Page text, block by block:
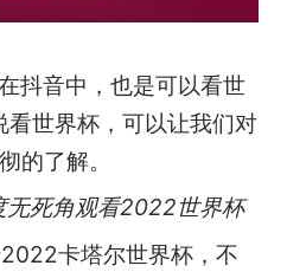
抖音中，也是可以看世
世界杯，可以让我们对
的了解。
死角观看2022世界杯
卡塔尔世界杯，不